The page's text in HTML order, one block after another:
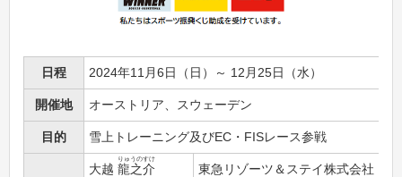
日程 2024年11月6日（日）～ 12月25日（水）
開催地 オーストリア、スウェーデン
目的 雪上トレーニング及びEC・FISレース参戦
大越 龍之介
りゅうのすけ
東急リゾーツ＆ステイ株式会社